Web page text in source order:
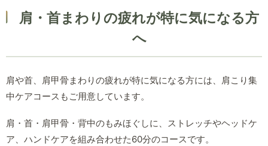
肩・首まわりの疲れが特に気になる方
へ
肩や首、肩甲骨まわりの疲れが特に気になる方には、肩こり集
中ケアコースもご用意しています。
肩・首・肩甲骨・背中のもみほぐしに、ストレッチやヘッドケ
ア、ハンドケアを組み合わせた60分のコースです。